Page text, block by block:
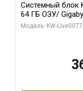
Системный блок
64 ГБ ОЗУ/
16GB GDDR7
Модель: KW-Live0077